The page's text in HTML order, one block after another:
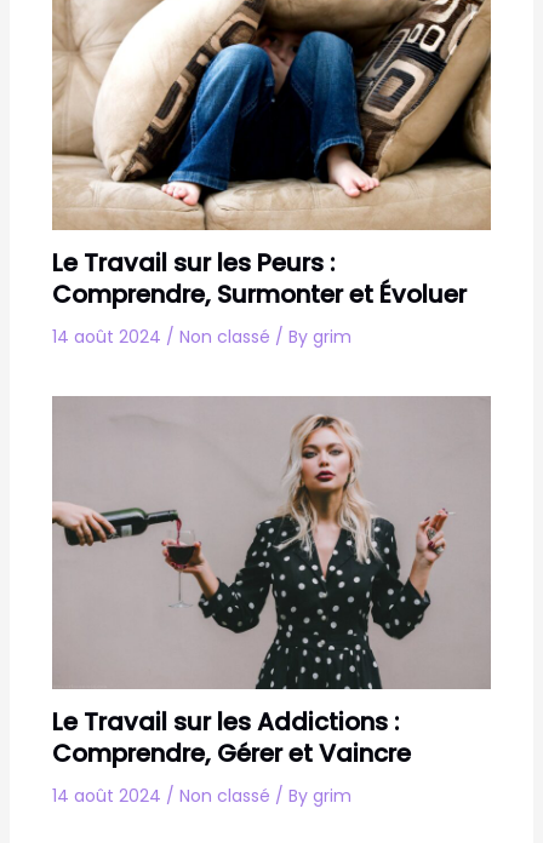
Le Travail sur les Peurs :
Comprendre, Surmonter et Évoluer
14 août 2024 / Non classé / By grim
Le Travail sur les Addictions :
Comprendre, Gérer et Vaincre
14 août 2024 / Non classé / By grim